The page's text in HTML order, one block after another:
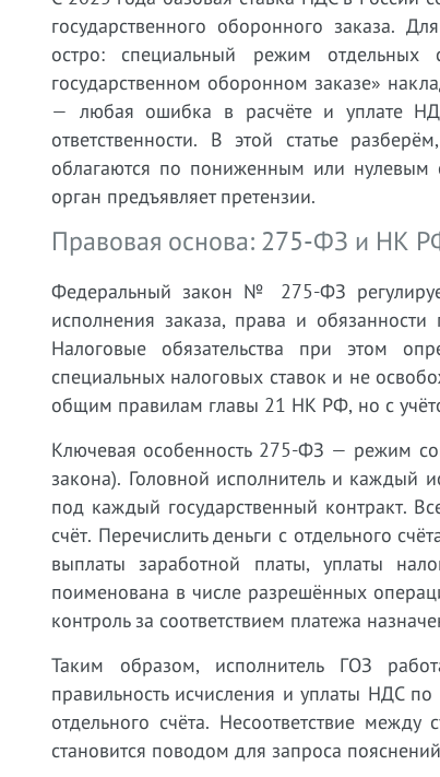
государственного оборонного заказа.
остро: специальный режим
государственном оборонном заказе»
— любая ошибка в расчёте и уплате
ответственности. В этой статье
облагаются по пониженным или нулевым
орган предъявляет претензии.
Правовая основа: 275-ФЗ и НК
Федеральный закон № 275-ФЗ
исполнения заказа, права и обязанности
Налоговые обязательства при этом
специальных налоговых ставок и не
общим правилам главы 21 НК РФ, но с
Ключевая особенность 275-ФЗ — режим
закона). Головной исполнитель и каждый
под каждый государственный контракт.
счёт. Перечислить деньги с отдельного
выплаты заработной платы, уплаты
поименована в числе разрешённых
контроль за соответствием платежа
Таким образом, исполнитель ГОЗ
правильность исчисления и уплаты НДС
отдельного счёта. Несоответствие
становится поводом для запроса